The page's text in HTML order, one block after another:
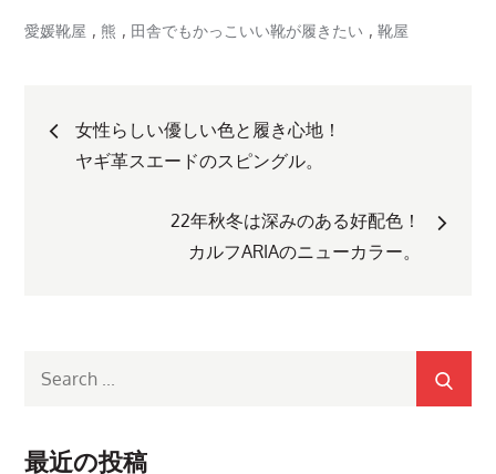
愛媛靴屋 ,熊 , 田舎でもかっこいい靴が履きたい ,靴屋
投
女性らしい優しい色と履き心地！
ヤギ革スエードのスピングル。
22年秋冬は深みのある好配色！
カルフARIAのニューカラー。
最近の投稿